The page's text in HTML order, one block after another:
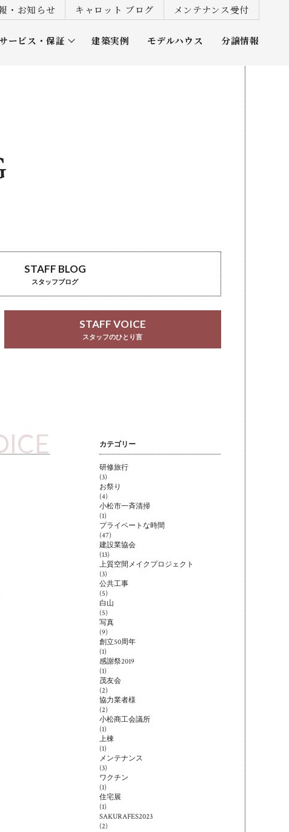
・お知らせ キャロット ブログ メンテナンス受付
ービス・保証 建築実例 モデルハウス 分譲情報
STAFF BLOG
スタッフブログ
STAFF VOICE
スタッフのひとり言
カテゴリー
研修旅行
(3)
お祭り
(4)
小松市一斉清掃
(1)
プライベートな時間
(47)
建設業協会
(13)
上質空間メイクプロジェクト
(3)
公共工事
(5)
白山
(5)
写真
(9)
創立50周年
(1)
感謝祭2019
(1)
茂友会
(2)
協力業者様
(2)
小松商工会議所
(1)
上棟
(1)
メンテナンス
(3)
ワクチン
(1)
住宅展
(1)
SAKURAFES2023
(2)